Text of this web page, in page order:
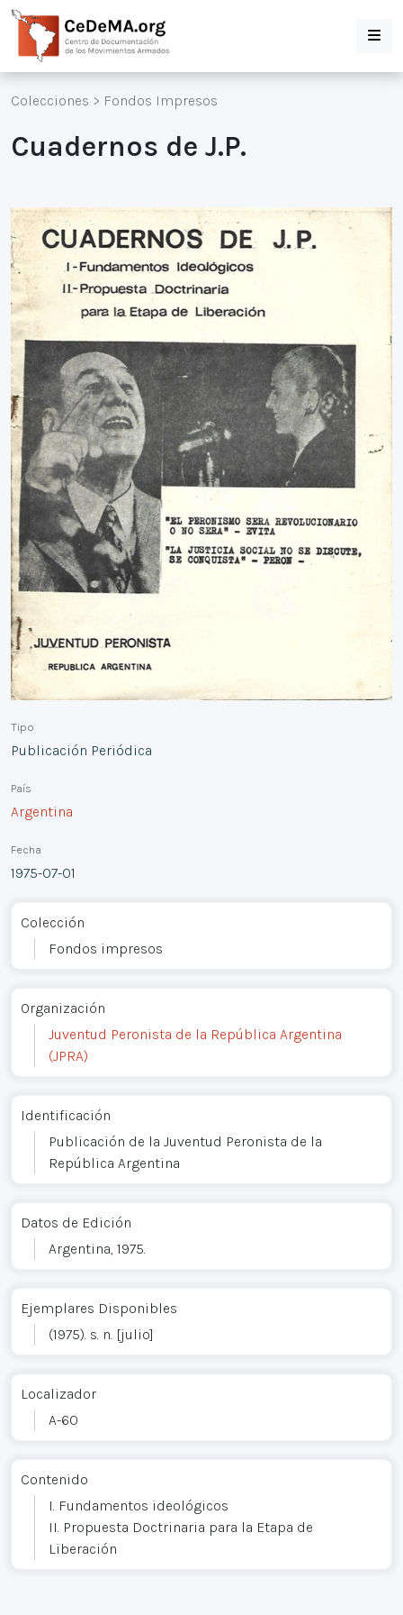
Colecciones > Fondos Impresos
Cuadernos de J.P.
Tipo
Publicación Periódica
País
Argentina
Fecha
1975-07-01
Colección
Fondos impresos
Organización
Juventud Peronista de la República Argentina
(JPRA)
Identificación
Publicación de la Juventud Peronista de la
República Argentina
Datos de Edición
Argentina, 1975.
Ejemplares Disponibles
(1975). s. n. [julio]
Localizador
A-60
Contenido
I. Fundamentos ideológicos
II. Propuesta Doctrinaria para la Etapa de
Liberación